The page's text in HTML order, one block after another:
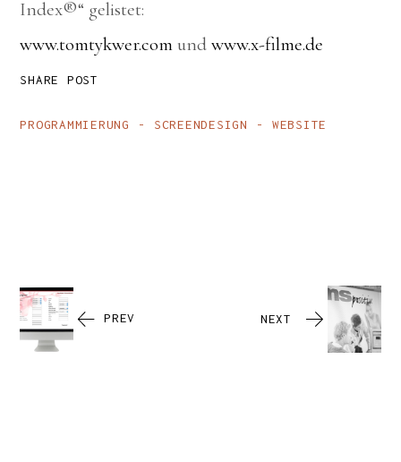
Index®“ gelistet:
www.tomtykwer.com undwww.x-filme.de
PROGRAMMIERUNG SCREENDESIGN WEBSITE
SHARE POST
PREV NEXT